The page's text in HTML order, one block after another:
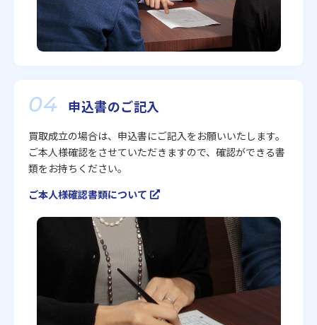
04 申込書のご記入
買取成立の場合は、申込書にご記入をお願いいたします。
ご本人様確認をさせていただきますので、確認ができる書
類をお持ちください。
ご本人様確認書類について